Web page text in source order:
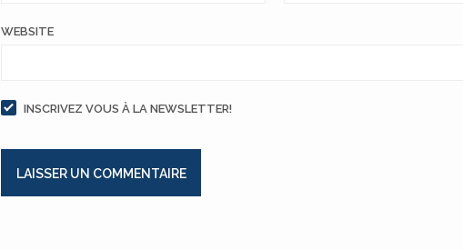
WEBSITE
INSCRIVEZ VOUS À LA NEWSLETTER!